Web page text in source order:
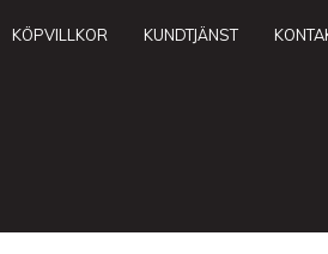
KUNDTJÄNST
KÖPVILLKOR